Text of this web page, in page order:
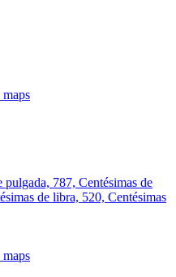
pulgada, 787, Centésimas de
de libra, 520, Centésimas